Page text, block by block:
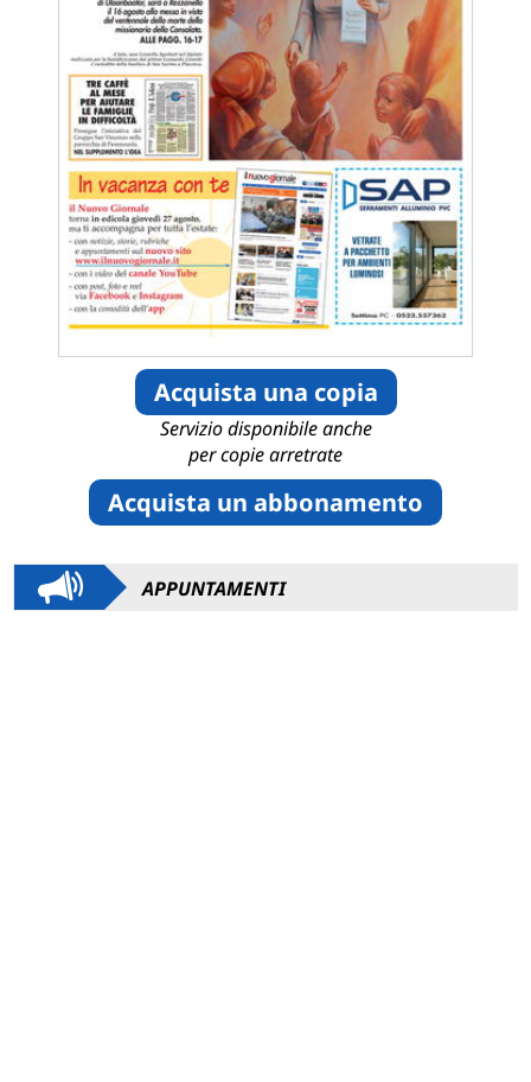
Acquista una copia
Servizio disponibile anche
per copie arretrate
Acquista un abbonamento
APPUNTAMENTI